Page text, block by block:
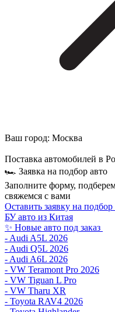
Ваш город: Москва
Поставка автомобилей в
🏎 Заявка на подбор авто
Заполните форму,
свяжемся с вами
Оставить заявку на подбор
БУ авто из Китая
✨ Новые авто под заказ
- Audi A5L 2026
- Audi Q5L 2026
- Audi A6L 2026
- VW Teramont Pro 2026
- VW Tiguan L Pro
- VW Tharu XR
- Toyota RAV4 2026